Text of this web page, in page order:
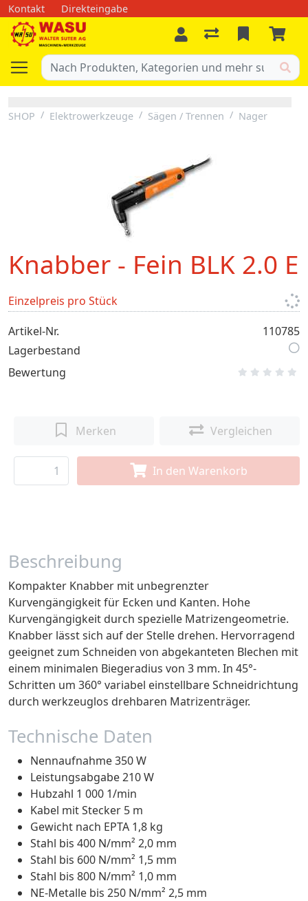
Kontakt Direkteingabe
SHOP Elektrowerkzeuge Sägen / Trennen Nager
Knabber - Fein BLK 2.0 E
Einzelpreis pro Stück
Artikel-Nr.
110785
Lagerbestand
Bewertung
Merken Vergleichen
In den Warenkorb
Beschreibung
Kompakter Knabber mit unbegrenzter
Kurvengängigkeit für Ecken und Kanten. Hohe
Kurvengängigkeit durch spezielle Matrizengeometrie.
Knabber lässt sich auf der Stelle drehen. Hervorragend
geeignet zum Schneiden von abgekanteten Blechen mit
einem minimalen Biegeradius von 3 mm. In 45°-
Schritten um 360° variabel einstellbare Schneidrichtung
durch werkzeuglos drehbaren Matrizenträger.
Technische Daten
Nennaufnahme 350 W
Leistungsabgabe 210 W
Hubzahl 1 000 1/min
Kabel mit Stecker 5 m
Gewicht nach EPTA 1,8 kg
Stahl bis 400 N/mm² 2,0 mm
Stahl bis 600 N/mm² 1,5 mm
Stahl bis 800 N/mm² 1,0 mm
NE-Metalle bis 250 N/mm² 2,5 mm